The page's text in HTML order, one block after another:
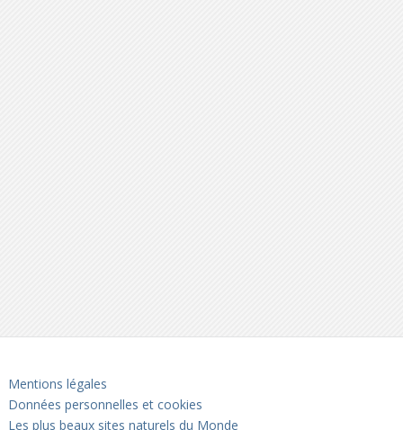
Mentions légales
Données personnelles et cookies
Les plus beaux sites naturels du Monde